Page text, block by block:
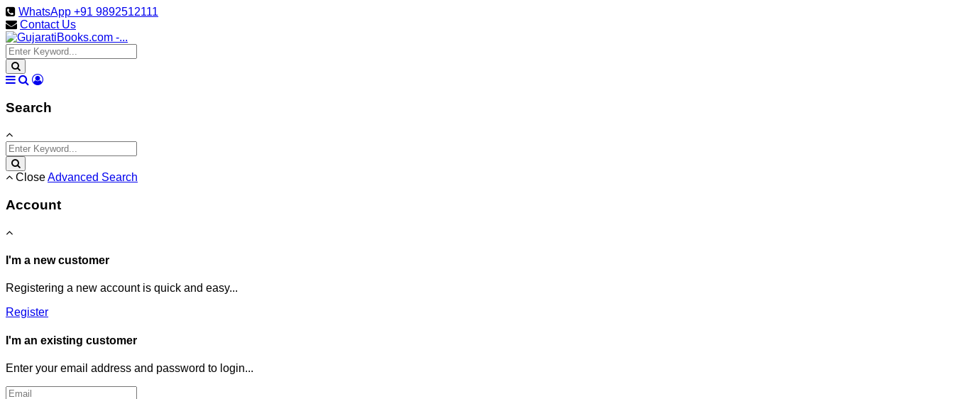
WhatsApp +91 9892512111
Contact Us
Search
CloseAdvanced Search
Account
I'm a new customer
Registering a new account is quick and easy...
Register
I'm an existing customer
Enter your email address and password to login...